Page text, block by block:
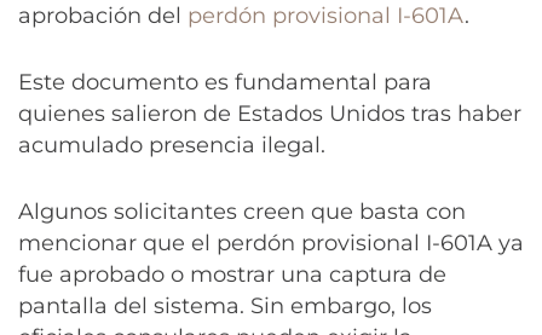
aprobación del perdón provisional I-601A.
Este documento es fundamental para
quienes salieron de Estados Unidos tras haber
acumulado presencia ilegal.
Algunos solicitantes creen que basta con
mencionar que el perdón provisional I-601A ya
fue aprobado o mostrar una captura de
pantalla del sistema. Sin embargo, los